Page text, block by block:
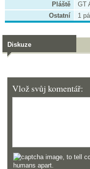
Pláště
GT
Ostatní
1
Diskuze
Vlož svůj komentář: